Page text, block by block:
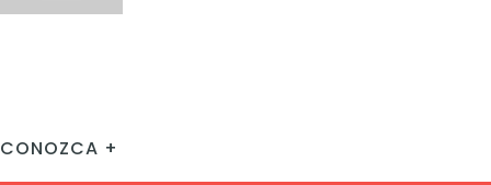
CONOZCA +